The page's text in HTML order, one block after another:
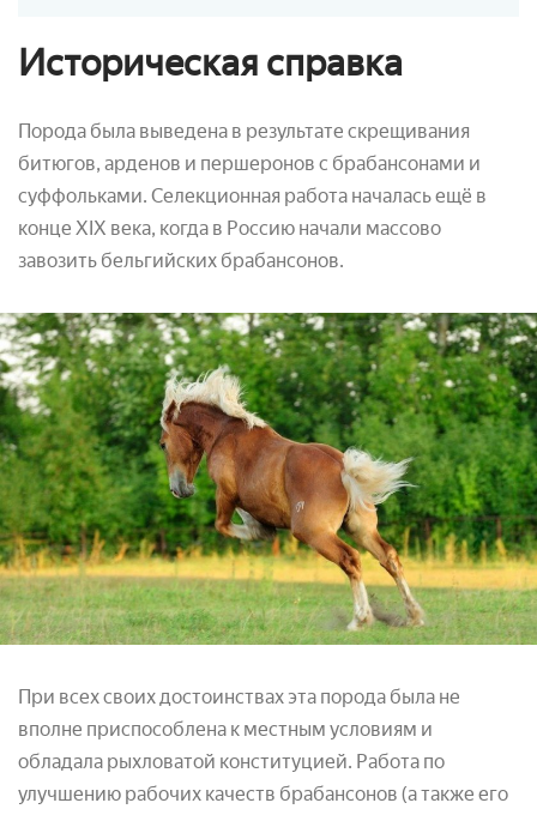
Историческая справка
Порода была выведена в результате скрещивания
битюгов, арденов и першеронов с брабансонами и
суффольками. Селекционная работа началась ещё в
конце XIX века, когда в Россию начали массово
завозить бельгийских брабансонов.
При всех своих достоинствах эта порода была не
вполне приспособлена к местным условиям и
обладала рыхловатой конституцией. Работа по
улучшению рабочих качеств брабансонов (а также его